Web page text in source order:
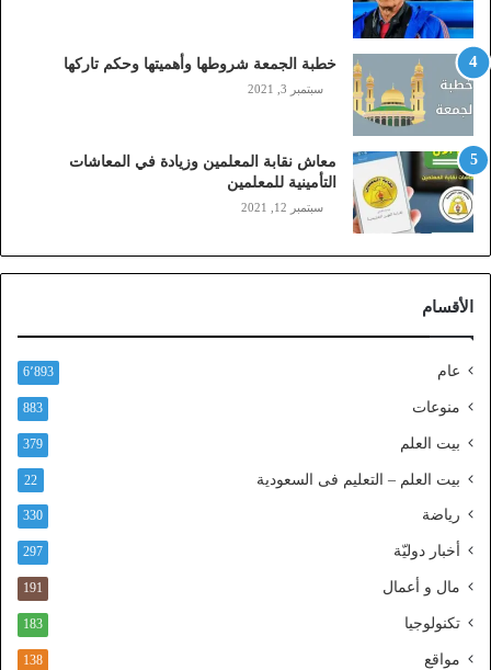
ب
ا
ي
ل
ي
ز
ي
ن
)
ا
ل
ف
ا
ا
ل
ط
ا
م
و
خطبة الجمعة شروطها وأهميتها وحكم تاركها
سبتمبر 3, 2021
معاش نقابة المعلمين وزيادة في المعاشات
التأمينية للمعلمين
سبتمبر 12, 2021
الأقسام
عام 6٬893
منوعات 883
بيت العلم 379
بيت العلم – التعليم فى السعودية 22
رياضة 330
أخبار دوليّة 297
مال و أعمال 191
تكنولوجيا 183
مواقع 138